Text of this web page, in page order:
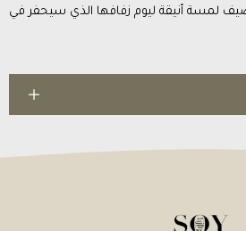
لمسة أنيقة ليوم زفافها الذي سيحفر في